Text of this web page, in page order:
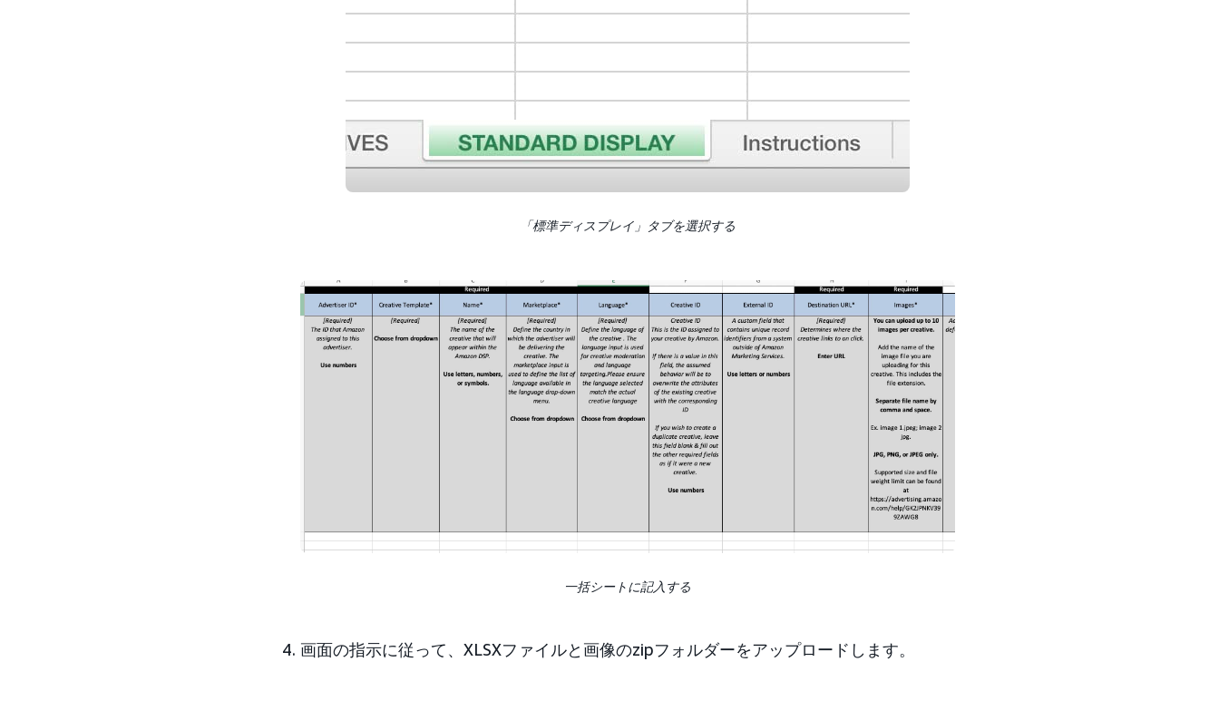
「標準ディスプレイ」タブを選択する
一括シートに記入する
画面の指示に従って、XLSXファイルと画像のzipフォルダーをアップロードします。